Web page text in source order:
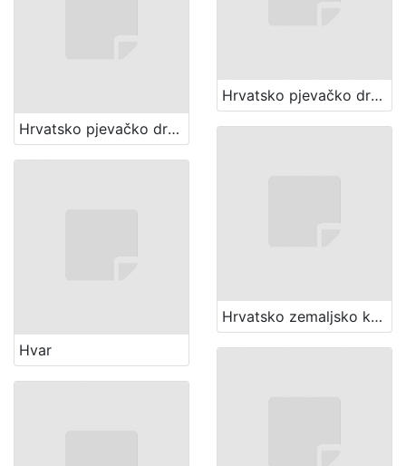
Hrvatsko pjevačko društvo "Jablan" (Zagreb)
Hrvatsko pjevačko društvo "Kolo" (Zagreb)
Hrvatsko zemaljsko kazalište u Zagrebu
Hvar